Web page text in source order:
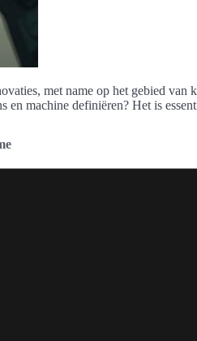
met name op het gebied van
en machine definiëren? Het is